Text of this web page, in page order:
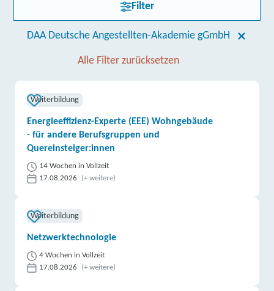
Filter
DAA Deutsche Angestellten-Akademie gGmbH
Alle Filter zurücksetzen
Weiterbildung
Energieeffizienz-Experte (EEE) Wohngebäude
- für andere Berufsgruppen und
Quereinsteiger:innen
14 Wochen in Vollzeit
17.08.2026
(+ weitere)
Weiterbildung
Netzwerktechnologie
4 Wochen in Vollzeit
17.08.2026
(+ weitere)